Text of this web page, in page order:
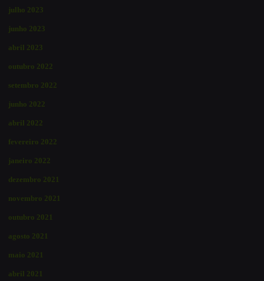
julho 2023
junho 2023
abril 2023
outubro 2022
setembro 2022
junho 2022
abril 2022
fevereiro 2022
janeiro 2022
dezembro 2021
novembro 2021
outubro 2021
agosto 2021
maio 2021
abril 2021